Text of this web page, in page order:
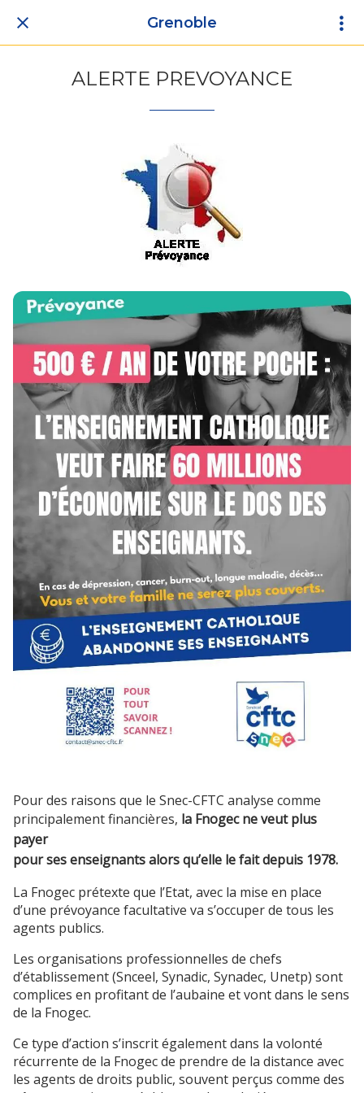
Grenoble
ALERTE PREVOYANCE
Pour des raisons que le Snec-CFTC analyse comme
principalement financières, la Fnogec ne veut plus
payer
pour ses enseignants alors qu’elle le fait depuis 1978.
La Fnogec prétexte que l’Etat, avec la mise en place
d’une prévoyance facultative va s’occuper de tous les
agents publics.
Les organisations professionnelles de chefs
d’établissement (Snceel, Synadic, Synadec, Unetp) sont
complices en profitant de l’aubaine et vont dans le sens
de la Fnogec.
Ce type d’action s’inscrit également dans la volonté
récurrente de la Fnogec de prendre de la distance avec
les agents de droits public, souvent perçus comme des